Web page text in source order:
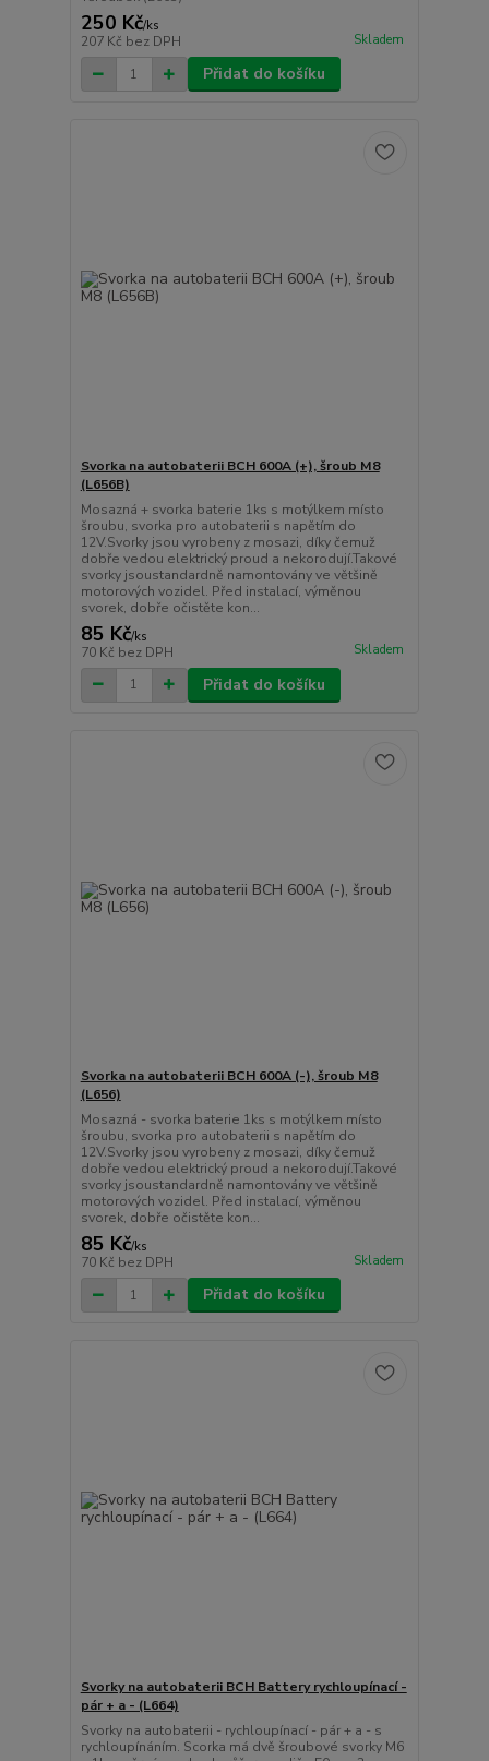
250 Kč/ks
207 Kč bez DPH Skladem
Přidat do košíku
Svorka na autobaterii BCH 600A (+), šroub M8
(L656B)
Mosazná + svorka baterie 1ks s motýlkem místo
šroubu, svorka pro autobaterii s napětím do
12V.Svorky jsou vyrobeny z mosazi, díky čemuž
dobře vedou elektrický proud a nekorodují.Takové
svorky jsoustandardně namontovány ve většině
motorových vozidel. Před instalací, výměnou
svorek, dobře očistěte kon...
85 Kč/ks
70 Kč bez DPH Skladem
Přidat do košíku
Svorka na autobaterii BCH 600A (-), šroub M8
(L656)
Mosazná - svorka baterie 1ks s motýlkem místo
šroubu, svorka pro autobaterii s napětím do
12V.Svorky jsou vyrobeny z mosazi, díky čemuž
dobře vedou elektrický proud a nekorodují.Takové
svorky jsoustandardně namontovány ve většině
motorových vozidel. Před instalací, výměnou
svorek, dobře očistěte kon...
85 Kč/ks
70 Kč bez DPH Skladem
Přidat do košíku
Svorky na autobaterii BCH Battery rychloupínací -
pár + a - (L664)
Svorky na autobaterii - rychloupínací - pár + a - s
rychloupínáním. Scorka má dvě šroubové svorky M6